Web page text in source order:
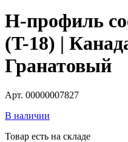
H-профиль
(T-18) |
Гранатовый
Арт. 00000007827
В наличии
Товар есть на складе